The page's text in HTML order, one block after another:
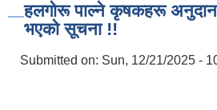
हलगोरू पाल्ने कृषकहरू
भएको सूचना !!
Submitted on: Sun, 12/21/2025 -